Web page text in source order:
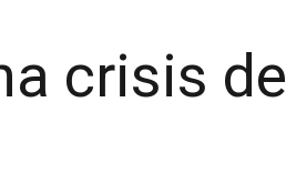
crisis de